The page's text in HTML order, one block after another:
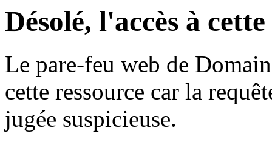
Désolé, l'accès à
Le pare-feu web de
cette ressource car la
jugée suspicieuse.